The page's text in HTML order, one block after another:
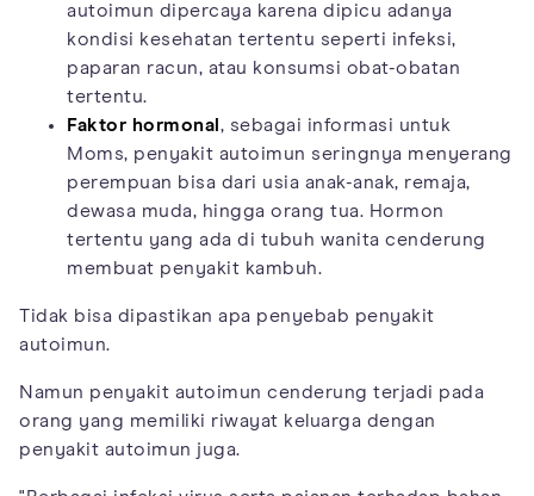
autoimun dipercaya karena dipicu adanya
kondisi kesehatan tertentu seperti infeksi,
paparan racun, atau konsumsi obat-obatan
tertentu.
Faktor hormonal , sebagai informasi untuk
Moms, penyakit autoimun seringnya menyerang
perempuan bisa dari usia anak-anak, remaja,
dewasa muda, hingga orang tua. Hormon
tertentu yang ada di tubuh wanita cenderung
membuat penyakit kambuh.
Tidak bisa dipastikan apa penyebab penyakit
autoimun.
Namun penyakit autoimun cenderung terjadi pada
orang yang memiliki riwayat keluarga dengan
penyakit autoimun juga.